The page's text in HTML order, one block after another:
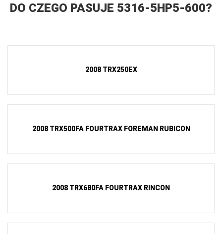
DO CZEGO PASUJE 5316-5HP5-600?
2008 TRX250EX
2008 TRX500FA FOURTRAX FOREMAN RUBICON
2008 TRX680FA FOURTRAX RINCON